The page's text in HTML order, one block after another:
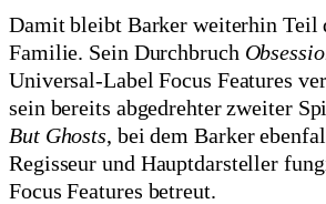
Damit bleibt Barker weiterhin Teil
Familie. Sein Durchbruch
Universal-Label Focus Features
sein bereits abgedrehter zweiter
But Ghosts, bei dem Barker
Regisseur und Hauptdarsteller
Focus Features betreut.